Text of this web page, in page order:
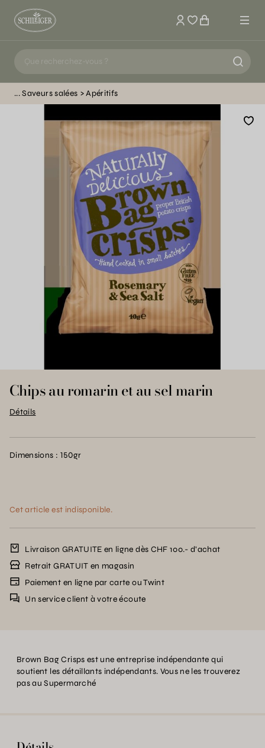
Mon compte
Saveurs salées Apéritifs
Chips au romarin et au sel marin
Détails
Dimensions : 150gr
Cet article est indisponible.
Livraison GRATUITE en ligne dès CHF 100.- d’achat
Retrait GRATUIT en magasin
Paiement en ligne par carte ou Twint
Un service client à votre écoute
Brown Bag Crisps est une entreprise indépendante qui
soutient les détaillants indépendants. Vous ne les trouverez
pas au Supermarché